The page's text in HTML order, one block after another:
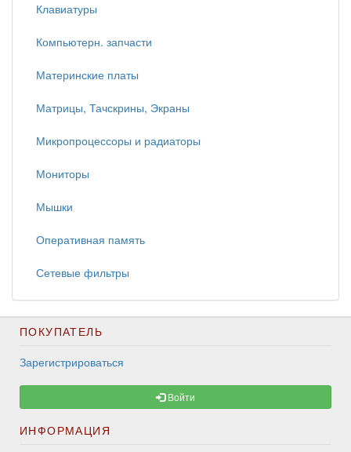
Клавиатуры
Компьютерн. запчасти
Материнские платы
Матрицы, Тачскрины, Экраны
Микропроцессоры и радиаторы
Мониторы
Мышки
Оперативная память
Сетевые фильтры
ПОКУПАТЕЛЬ
Зарегистрироваться
Войти
ИНФОРМАЦИЯ